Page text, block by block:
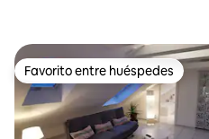
Favorito entre huéspedes
Favorito entre huéspedes